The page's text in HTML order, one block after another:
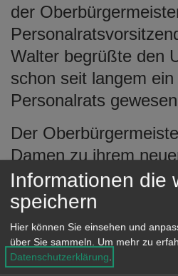
der
Walter begrüßte den
schon seit langem
Personalrats
Der
Damen zu ihrem
und erinnerte daran,
auch die
barrierefreien Zugang
Besucherinnen und
einem Handicap
Informationen die
speichern
Hier können Sie einsehen und
über Sie sammeln.
Um mehr zu
Datenschutzerklärung